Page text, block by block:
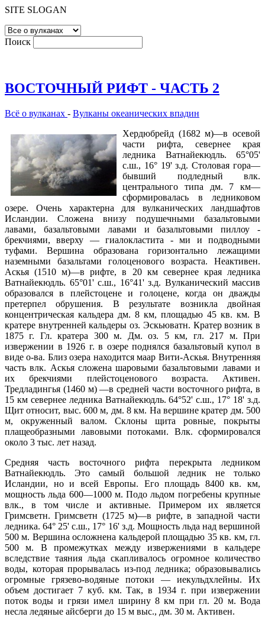
SITE SLOGAN
Поиск
ВОСТОЧНЫЙ РИФТ - ЧАСТЬ 2
Всё о вулканах - Вулканы океанических впадин
Хердюбрейд (1682 м)—в осевой
части рифта, севернее края
ледника Ватнайекюдль. 65°05'
с.ш., 16° 19' з.д. Столовая гора—
бывший подледный влк.
центрального типа дм. 7 км—
сформировалась в ледниковом
озере. Очень характерна для вулканических ландшафтов
Исландии. Сложена внизу подушечными базальтовыми
лавами, базальтовыми лавами и базальтовыми пиллоу -
брекчиями, вверху — гиалокластита - ми и подводными
туфами. Вершина образована горизонтально лежащими
наземными базальтами голоценового возраста. Неактивен.
Аскья (1510 м)—в рифте, в 20 км севернее края ледника
Ватнайекюдль. 65°01' с.ш., 16°41' з.д. Вулканический массив
образовался в плейстоцене и голоцене, когда он дважды
претерпел обрушения. В результате возникла двойная
концентрическая кальдера дм. 8 км, площадью 45 кв. км. В
кратере внутренней кальдеры оз. Эскьюватн. Кратер возник в
1875 г. Гл. кратера 300 м. Дм. оз. 5 км, гл. 217 м. При
извержении в 1926 г. в озере поднялся базальтовый купол в
виде о-ва. Близ озера находится маар Вити-Аскья. Внутренняя
часть влк. Аскья сложена шаровыми базальтовыми лавами и
их брекчиями плейстоценового возраста. Активен.
Тредладингья (1460 м) —в средней части восточного рифта, в
15 км севернее ледника Ватнайекюдль. 64°52' с.ш., 17° 18' з.д.
Щит относит, выс. 600 м, дм. 8 км. На вершине кратер дм. 500
м, окруженный валом. Склоны щита ровные, покрыты
плащеобразными лавовыми потоками. Влк. сформировался
около 3 тыс. лет назад.
Средняя часть восточного рифта перекрыта ледником
Ватнайекюдль. Это самый большой ледник не только
Исландии, но и всей Европы. Его площадь 8400 кв. км,
мощность льда 600—1000 м. Подо льдом погребены крупные
влк., в том числе и активные. Примером их является
Гримсветн. Гримсветн (1725 м)—в рифте, в западной части
ледника. 64° 25' с.ш., 17° 16' з.д. Мощность льда над вершиной
500 м. Вершина осложнена кальдерой площадью 35 кв. км, гл.
500 м. В промежутках между извержениями в кальдере
вследствие таяния льда скапливалось огромное количество
воды, которая прорывалась из-под ледника; образовывались
огромные грязево-водяные потоки — иекульдхлейны. Их
объем достигает 7 куб. км. Так, в 1934 г. при извержении
поток воды и грязи имел ширину 8 км при гл. 20 м. Вода
несла ледяные айсберги до 15 м выс., дм. 30 м. Активен.